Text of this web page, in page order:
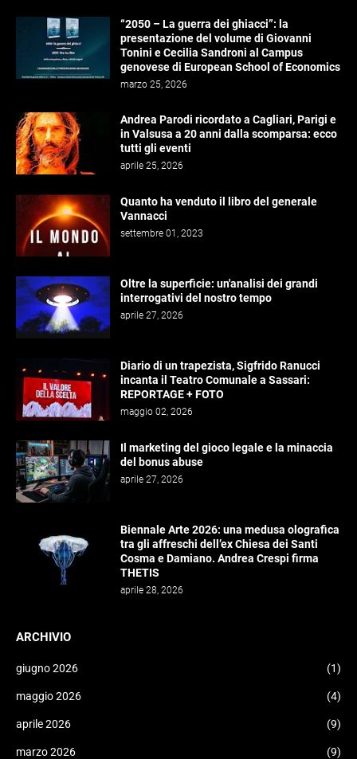
“2050 – La guerra dei ghiacci”: la
presentazione del volume di Giovanni
Tonini e Cecilia Sandroni al Campus
genovese di European School of Economics
marzo 25, 2026
Andrea Parodi ricordato a Cagliari, Parigi e
in Valsusa a 20 anni dalla scomparsa: ecco
tutti gli eventi
aprile 25, 2026
Quanto ha venduto il libro del generale
Vannacci
settembre 01, 2023
Oltre la superficie: un'analisi dei grandi
interrogativi del nostro tempo
aprile 27, 2026
Diario di un trapezista, Sigfrido Ranucci
incanta il Teatro Comunale a Sassari:
REPORTAGE + FOTO
maggio 02, 2026
Il marketing del gioco legale e la minaccia
del bonus abuse
aprile 27, 2026
Biennale Arte 2026: una medusa olografica
tra gli affreschi dell’ex Chiesa dei Santi
Cosma e Damiano. Andrea Crespi firma
THETIS
aprile 28, 2026
ARCHIVIO
giugno 2026 (1)
maggio 2026 (4)
aprile 2026 (9)
marzo 2026 (9)